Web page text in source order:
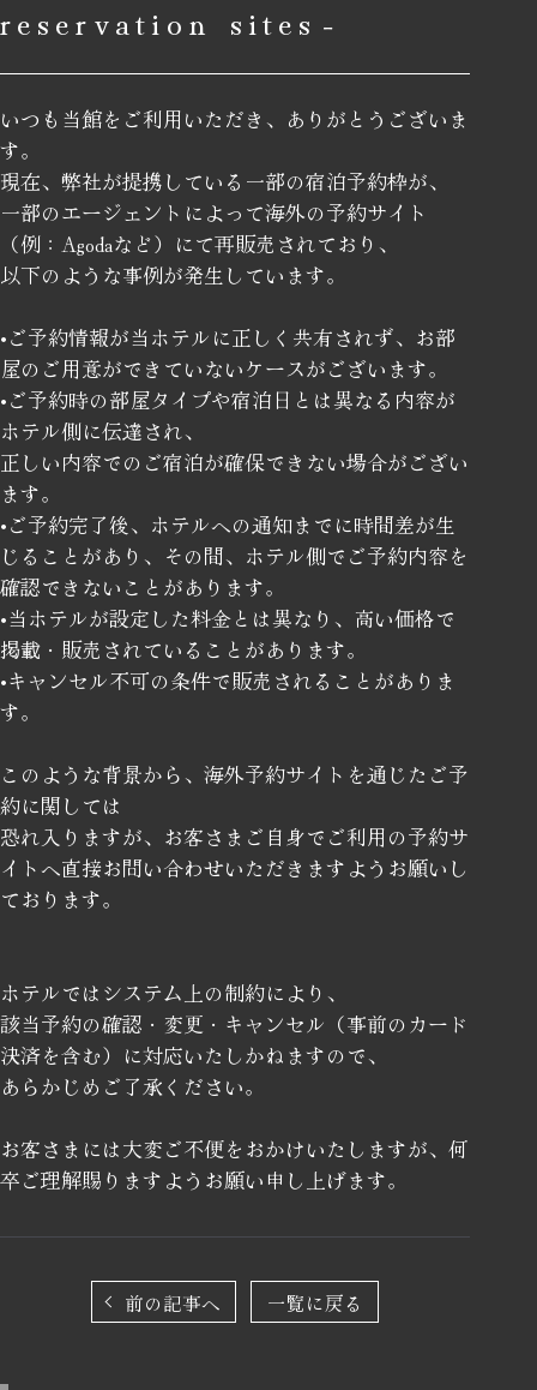
reservation sites‐
いつも当館をご利用いただき、ありがとうございま
す。
現在、弊社が提携している一部の宿泊予約枠が、
一部のエージェントによって海外の予約サイト
（例：Agodaなど）にて再販売されており、
以下のような事例が発生しています。
•ご予約情報が当ホテルに正しく共有されず、お部
屋のご用意ができていないケースがございます。
•ご予約時の部屋タイプや宿泊日とは異なる内容が
ホテル側に伝達され、
正しい内容でのご宿泊が確保できない場合がござい
ます。
•ご予約完了後、ホテルへの通知までに時間差が生
じることがあり、その間、ホテル側でご予約内容を
確認できないことがあります。
•当ホテルが設定した料金とは異なり、高い価格で
掲載・販売されていることがあります。
•キャンセル不可の条件で販売されることがありま
す。
このような背景から、海外予約サイトを通じたご予
約に関しては
恐れ入りますが、お客さまご自身でご利用の予約サ
イトへ直接お問い合わせいただきますようお願いし
ております。
ホテルではシステム上の制約により、
該当予約の確認・変更・キャンセル（事前のカード
決済を含む）に対応いたしかねますので、
あらかじめご了承ください。
お客さまには大変ご不便をおかけいたしますが、何
卒ご理解賜りますようお願い申し上げます。
前の記事へ 一覧に戻る